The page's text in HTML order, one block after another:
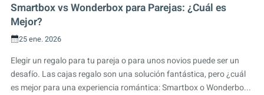
Smartbox vs Wonderbox para Parejas: ¿Cuál es
Mejor?
25 ene. 2026
Elegir un regalo para tu pareja o para unos novios puede ser un
desafío. Las cajas regalo son una solución fantástica, pero ¿cuál
es mejor para una experiencia romántica: Smartbox o Wonderbo...